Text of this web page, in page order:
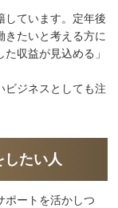
しています。定年後
きたいと考える方に
収益が見込める」
ビジネスとしても注
たい人
ポートを活かしつ